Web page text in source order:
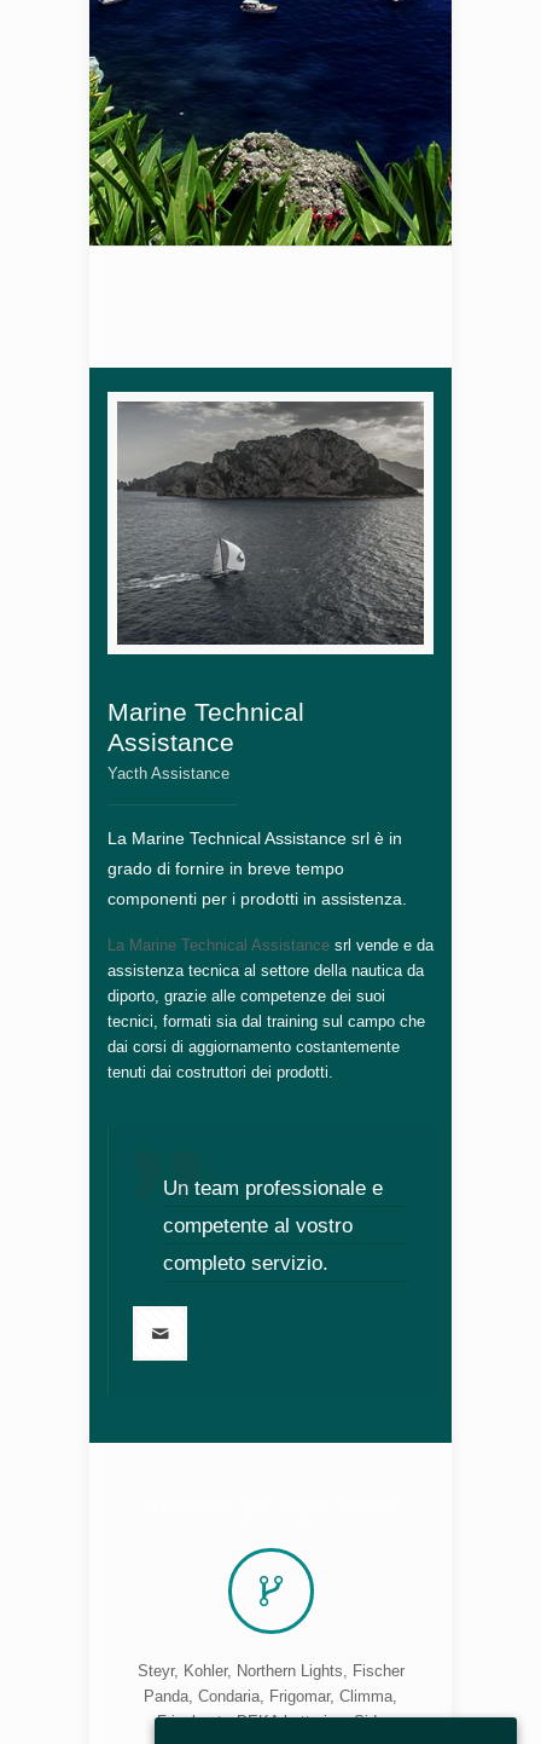
Marine Technical
Assistance
Yacth Assistance
La Marine Technical Assistance srl è in
grado di fornire in breve tempo
componenti per i prodotti in assistenza.
La Marine Technical Assistance srl vende e da
assistenza tecnica al settore della nautica da
diporto, grazie alle competenze dei suoi
tecnici, formati sia dal training sul campo che
dai corsi di aggiornamento costantemente
tenuti dai costruttori dei prodotti.
Un team professionale e
competente al vostro
completo servizio.
Steyr, Kohler, Northern Lights, Fischer
Panda, Condaria, Frigomar, Climma,
Frigoboat , DEKA batteries, Side